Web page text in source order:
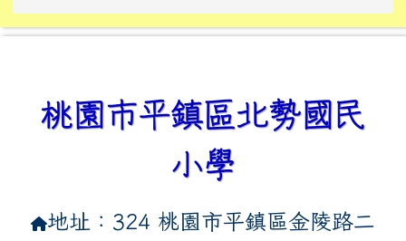
link to https://
link to https://10000.gov.tw/
link to https://
link to https://10000.gov.tw/
link to https://
link to https://
link to https://i.win.org.tw/
link to https://
link to https://
link to https://
link to https://
桃園市平鎮區北勢國民
小學
地址：324 桃園市平鎮區金陵路二